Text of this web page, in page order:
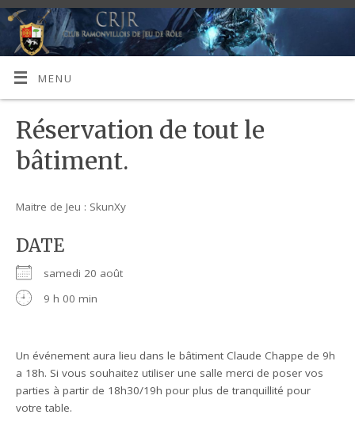
MENU
Réservation de tout le
bâtiment.
Maitre de Jeu : SkunXy
DATE
samedi 20 août
9 h 00 min
Un événement aura lieu dans le bâtiment Claude Chappe de 9h
a 18h. Si vous souhaitez utiliser une salle merci de poser vos
parties à partir de 18h30/19h pour plus de tranquillité pour
votre table.